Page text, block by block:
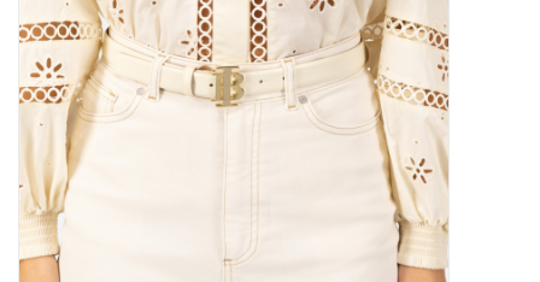
SALE
TARA TUESDAY
Merken